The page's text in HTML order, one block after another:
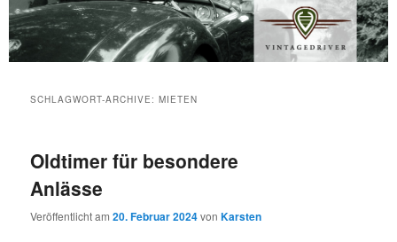
SCHLAGWORT-ARCHIVE:MIETEN
Oldtimer für besondere
Anlässe
Veröffentlicht am20. Februar 2024vonKarsten